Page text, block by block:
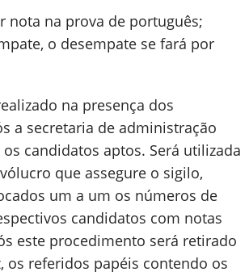
nota na prova de português;
o desempate se fará por
na presença dos
a secretaria de administração
candidatos aptos. Será utilizada
que assegure o sigilo,
um a um os números de
candidatos com notas
este procedimento será retirado
os referidos papéis contendo os